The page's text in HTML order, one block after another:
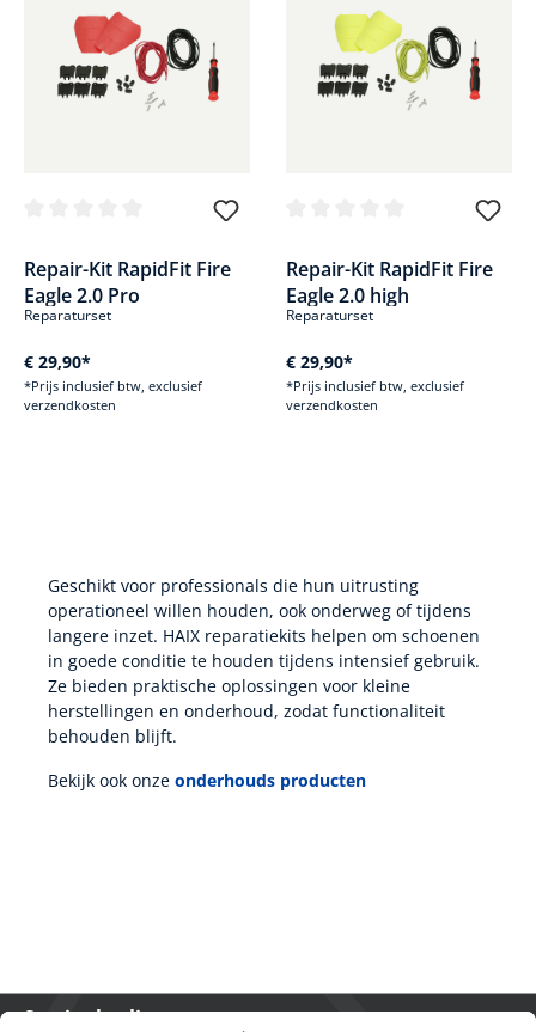
Repair-Kit RapidFit Fire
Eagle 2.0 Pro
Reparaturset
€ 29,90*
*Prijs inclusief btw, exclusief
verzendkosten
Repair-Kit RapidFit Fire
Eagle 2.0 high
Reparaturset
€ 29,90*
*Prijs inclusief btw, exclusief
verzendkosten
Geschikt voor professionals die hun uitrusting
operationeel willen houden, ook onderweg of tijdens
langere inzet. HAIX reparatiekits helpen om schoenen
in goede conditie te houden tijdens intensief gebruik.
Ze bieden praktische oplossingen voor kleine
herstellingen en onderhoud, zodat functionaliteit
behouden blijft.
Bekijk ook onze onderhouds producten
Service hotline